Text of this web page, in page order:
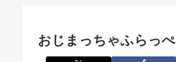
おじまっちゃふらっぺ